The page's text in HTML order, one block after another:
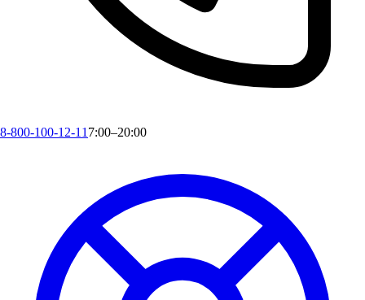
8-800-100-12-11 7:00–20:00